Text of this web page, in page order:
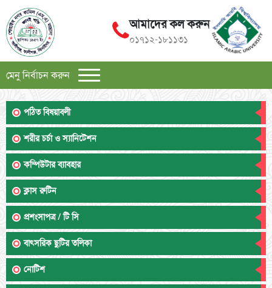
আমাদের কল করুন
০১৭১২-১৮১১৩১
মেনু নির্বাচন করুন
পঠিত বিষয়াবলী
শরীর চর্চা ও স্যানিটেশন
কম্পিউটার ব্যাবহার
ক্লাস রুটিন
প্রশংসাপত্র / টি সি
বাৎসরিক ছুটির তলিকা
নোটিশ